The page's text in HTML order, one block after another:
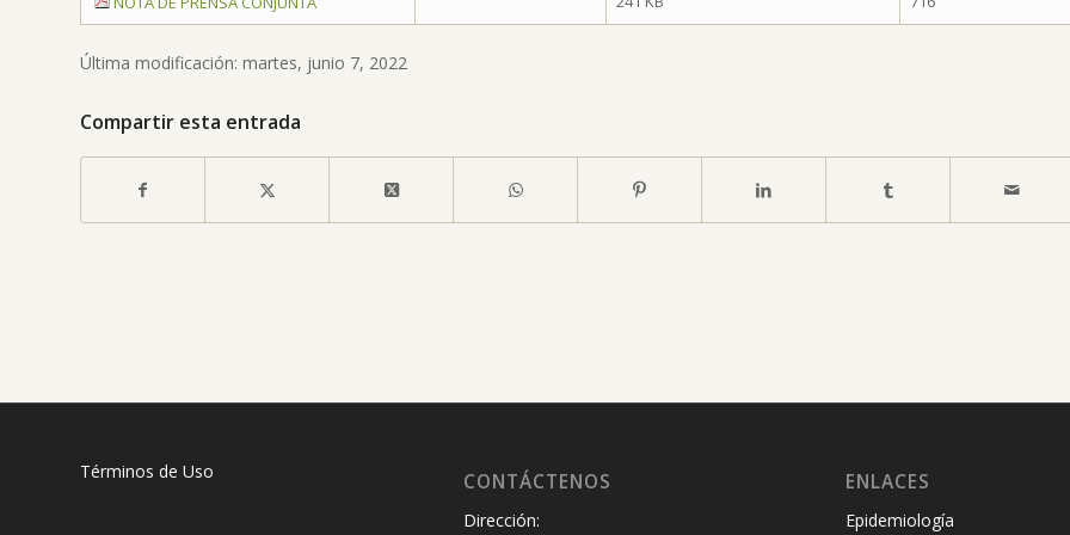
Última modificación: martes, junio 7, 2022
Compartir esta entrada
Términos de Uso CONTÁCTENOS
Dirección:
ENLACES
Epidemiología